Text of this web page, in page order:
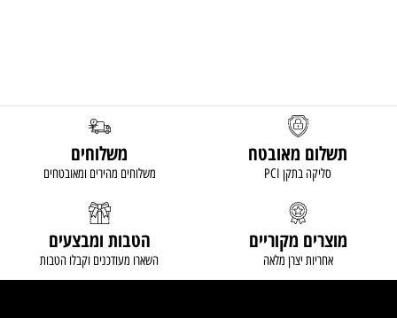
תשלום מאובטח
סליקה בתקן PCI
משלוחים
משלוחים מהירים ומאובטחים
מוצרים מקוריים
אחריות יצרן מלאה
הטבות ומבצעים
השארו מעודכנים וקבלו הטבות